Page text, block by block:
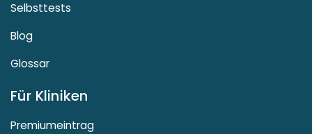
Selbsttests
Blog
Glossar
Für Kliniken
Premiumeintrag